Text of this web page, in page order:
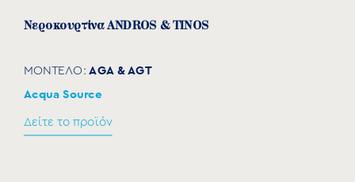
Νεροκουρτίνα ANDROS & TINOS
ΜΟΝΤΕΛΟ:AGA & AGT
Acqua Source
Δείτε το προϊόν